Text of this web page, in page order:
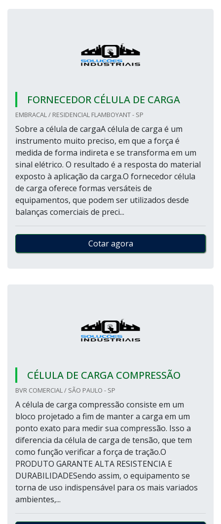
FORNECEDOR CÉLULA DE CARGA
EMBRACAL / RESIDENCIAL FLAMBOYANT - SP
Sobre a célula de cargaA célula de carga é um
instrumento muito preciso, em que a força é
medida de forma indireta e se transforma em um
sinal elétrico. O resultado é a resposta do material
exposto à aplicação da carga.O fornecedor célula
de carga oferece formas versáteis de
equipamentos, que podem ser utilizados desde
balanças comerciais de preci...
Cotar agora
CÉLULA DE CARGA COMPRESSÃO
BVR COMERCIAL / SÃO PAULO - SP
A célula de carga compressão consiste em um
bloco projetado a fim de manter a carga em um
ponto exato para medir sua compressão. Isso a
diferencia da célula de carga de tensão, que tem
como função verificar a força de tração.O
PRODUTO GARANTE ALTA RESISTENCIA E
DURABILIDADESendo assim, o equipamento se
torna de uso indispensável para os mais variados
ambientes,...